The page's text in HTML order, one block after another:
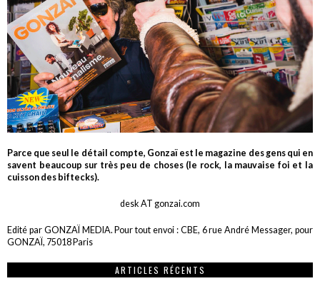
Parce que seul le détail compte, Gonzaï est le magazine des gens qui en
savent beaucoup sur très peu de choses (le rock, la mauvaise foi et la
cuisson des biftecks).
desk AT gonzai.com
Edité par GONZAÏ MEDIA. Pour tout envoi : CBE, 6 rue André Messager, pour
GONZAÏ, 75018 Paris
ARTICLES RÉCENTS